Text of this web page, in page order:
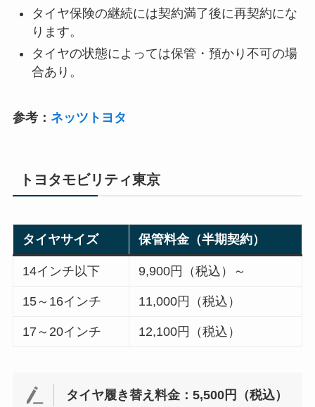
タイヤ保険の継続には契約満了後に再契約にな
ります。
タイヤの状態によっては保管・預かり不可の場
合あり。
参考： ネッツトヨタ
トヨタモビリティ東京
タイヤサイズ 保管料金（半期契約）
14インチ以下 9,900円（税込）～
15～16インチ 11,000円（税込）
17～20インチ 12,100円（税込）
タイヤ履き替え料金：5,500円（税込）